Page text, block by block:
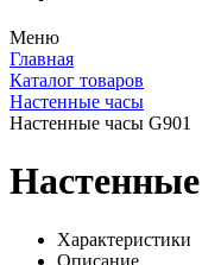
Меню
Главная
Каталог товаров
Настенные часы
Настенные часы G901
Характеристики
Описание